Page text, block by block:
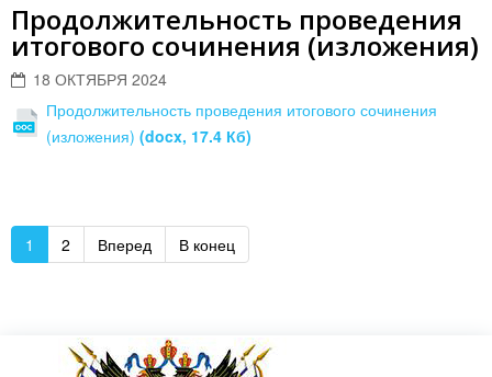
Продолжительность проведения
итогового сочинения (изложения)
18 ОКТЯБРЯ 2024
Продолжительность проведения итогового сочинения
(изложения) (docx, 17.4 Кб)
1 2 Вперед В конец